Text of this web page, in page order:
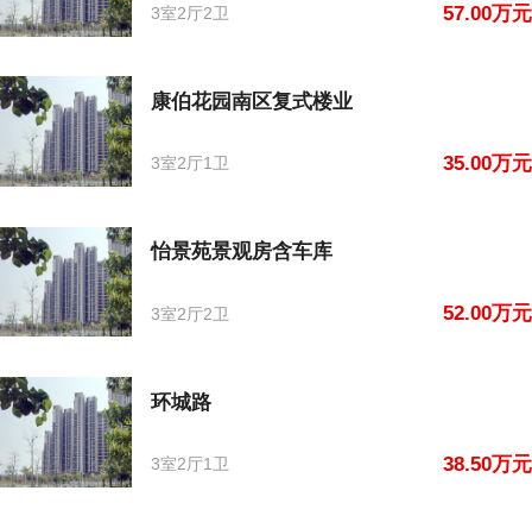
3室2厅2卫 57.00万元
康伯花园南区复式楼业
3室2厅1卫 35.00万元
怡景苑景观房含车库
3室2厅2卫 52.00万元
环城路
3室2厅1卫 38.50万元